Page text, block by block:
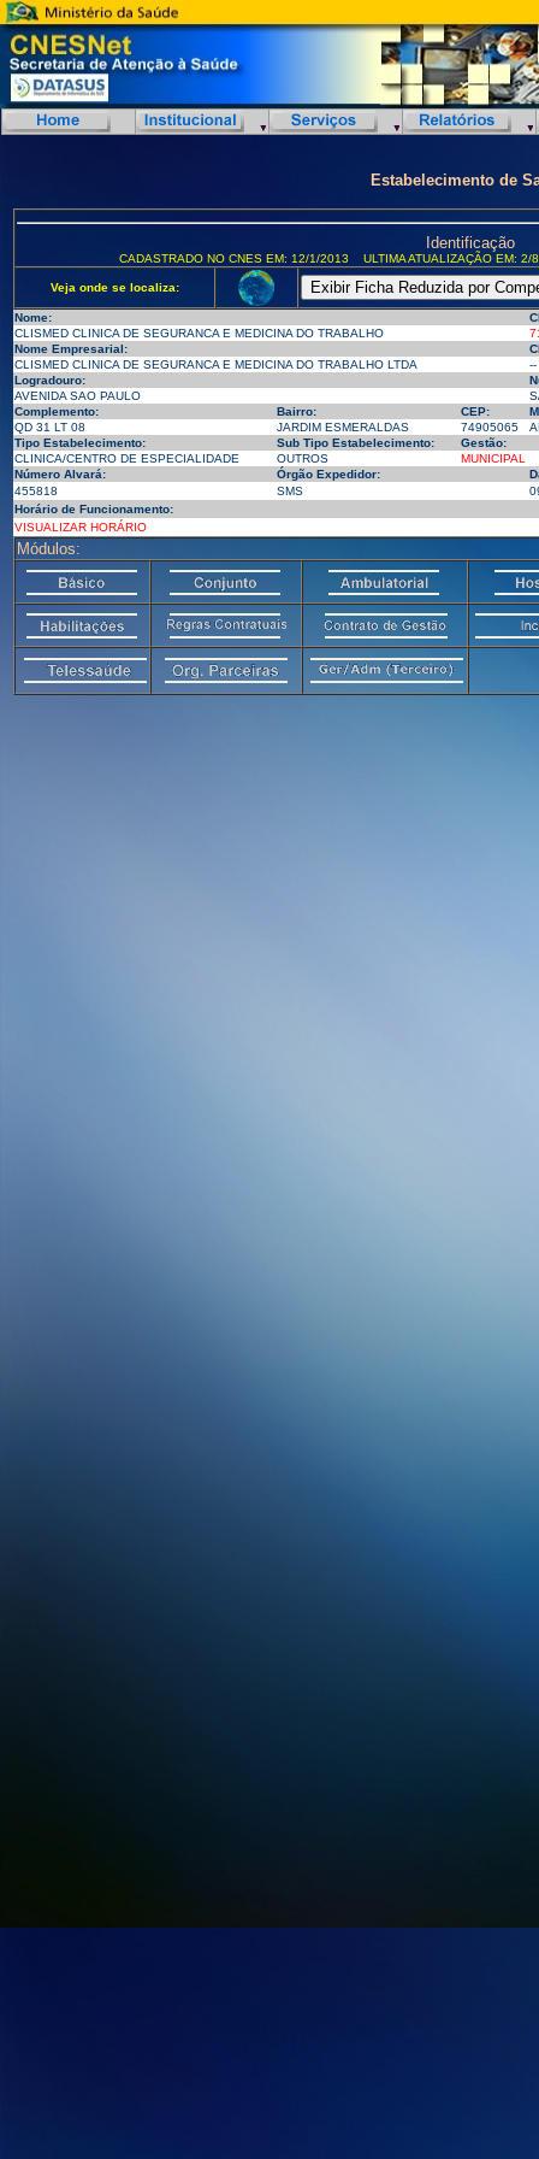
Estabelecimento de
Identificação
CADASTRADO NO CNES EM: 12/1/2013 ULTIMA ATUALIZAÇÃO EM:
Veja onde se localiza:
Nome:
CLISMED CLINICA DE SEGURANCA E MEDICINA DO TRABALHO
Nome Empresarial:
CLISMED CLINICA DE SEGURANCA E MEDICINA DO TRABALHO LTDA
--
Logradouro:
AVENIDA SAO PAULO
Complemento:
Bairro: CEP:
QD 31 LT 08
JARDIM ESMERALDAS 74905065
Tipo Estabelecimento:
Sub Tipo Estabelecimento:
Gestão:
CLINICA/CENTRO DE ESPECIALIDADE
OUTROS
MUNICIPAL
Número Alvará:
Órgão Expedidor:
455818
SMS
Horário de Funcionamento:
VISUALIZAR HORÁRIO
Módulos: